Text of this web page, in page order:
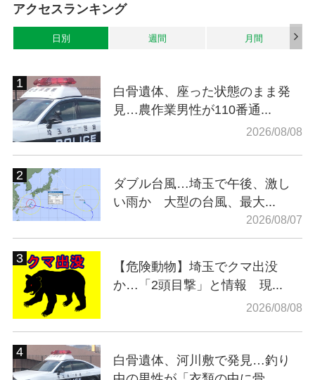
アクセスランキング
日別 週間 月間
白骨遺体、座った状態のまま発
見…農作業男性が110番通...
2026/08/08
ダブル台風…埼玉で午後、激し
い雨か 大型の台風、最大...
2026/08/07
【危険動物】埼玉でクマ出没
か…「2頭目撃」と情報 現...
2026/08/08
白骨遺体、河川敷で発見…釣り